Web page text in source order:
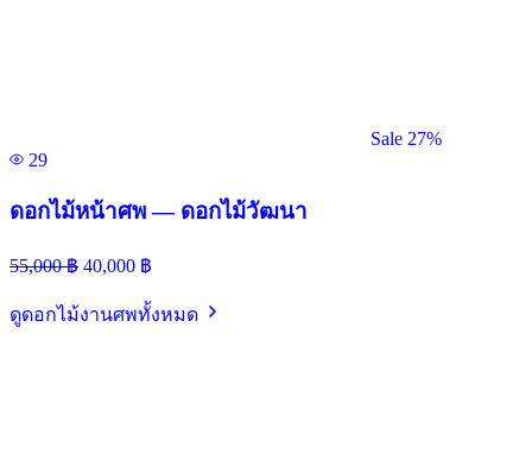
Sale 27%
29
ดอกไม้หน้าศพ — ดอกไม้วัฒนา
55,000฿ 40,000 ฿
ดูดอกไม้งานศพทั้งหมด